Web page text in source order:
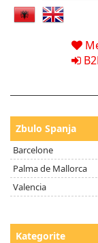
Zbulo Spanja
Barcelone
Palma de Mallorca
Valencia
Kategorite